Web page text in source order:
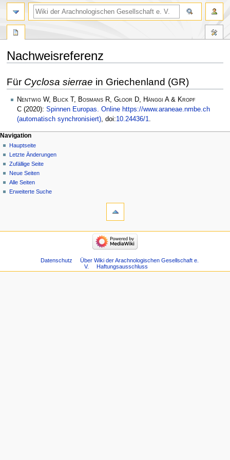
Nachweisreferenz
Navigation
springen
Suche
springen
Für Cyclosa sierrae in Griechenland (GR)
Nentwig W, Blick T, Bosmans R, Gloor D, Hänggi A & Kropf
C (2020): Spinnen Europas. Online https://www.araneae.nmbe.ch
(automatisch synchronisiert), doi:10.24436/1.
Navigation
Hauptseite
Letzte Änderungen
Zufällige Seite
Neue Seiten
Alle Seiten
Erweiterte Suche
Datenschutz
Über Wiki der Arachnologischen Gesellschaft e.
V.
Haftungsausschluss